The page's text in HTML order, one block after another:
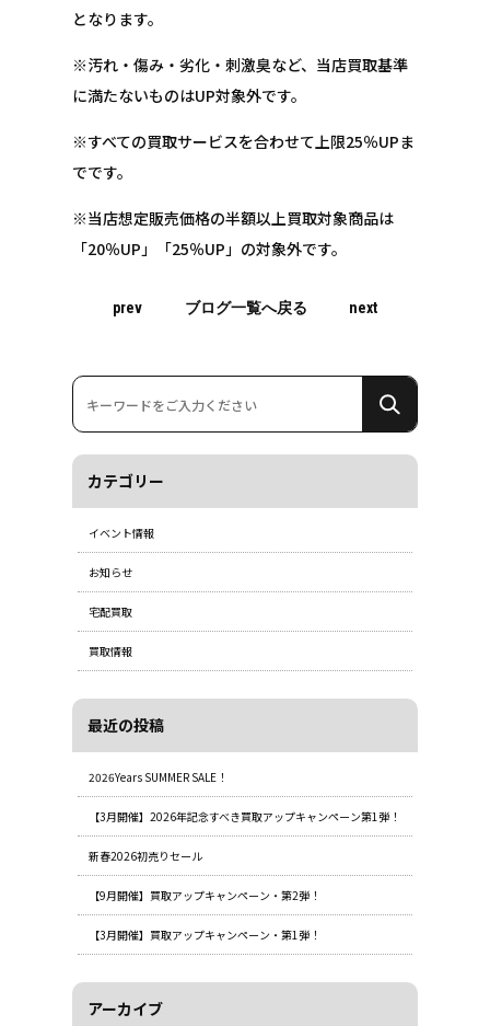
となります。
※汚れ・傷み・劣化・刺激臭など、当店買取基準
に満たないものはUP対象外です。
※すべての買取サービスを合わせて上限25％UPま
でです。
※当店想定販売価格の半額以上買取対象商品は
「20％UP」「25％UP」の対象外です。
prev ブログ一覧へ戻る next
カテゴリー
イベント情報
お知らせ
宅配買取
買取情報
最近の投稿
2026Years SUMMER SALE！
【3月開催】2026年記念すべき買取アップキャンペーン第1弾！
新春2026初売りセール
【9月開催】買取アップキャンペーン・第2弾！
【3月開催】買取アップキャンペーン・第1弾！
アーカイブ